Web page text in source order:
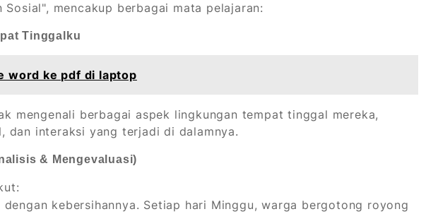
Sosial", mencakup berbagai mata pelajaran:
Tinggalku
word ke pdf di laptop
mengenali berbagai aspek lingkungan tempat tinggal mereka,
dan interaksi yang terjadi di dalamnya.
& Mengevaluasi)
dengan kebersihannya. Setiap hari Minggu, warga bergotong royong